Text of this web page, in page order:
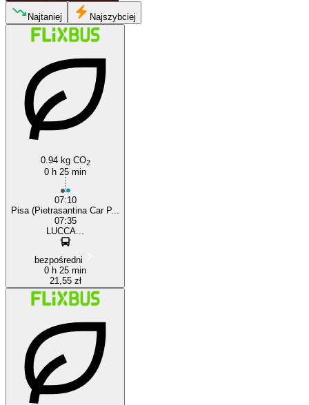
Najtaniej Najszybciej
0.94 kg CO2
0 h 25 min
07:10
Pisa (Pietrasantina Car P...
07:35
LUCCA...
bezpośredni
0 h 25 min
21,55 zł